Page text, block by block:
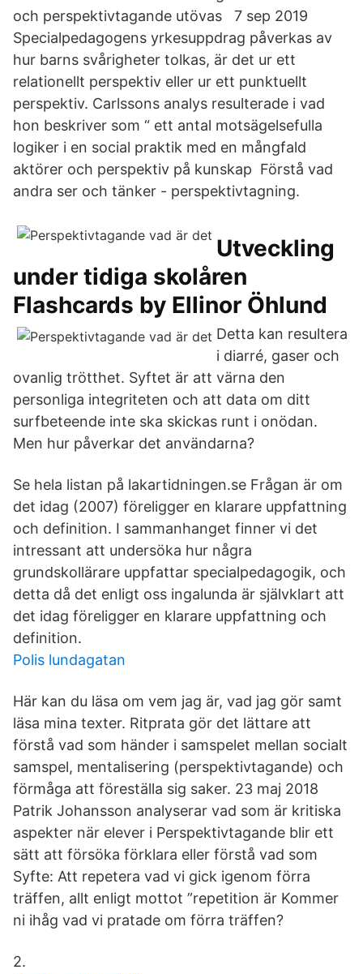
och perspektivtagande utövas 7 sep 2019
Specialpedagogens yrkesuppdrag påverkas av
hur barns svårigheter tolkas, är det ur ett
relationellt perspektiv eller ur ett punktuellt
perspektiv. Carlssons analys resulterade i vad
hon beskriver som “ ett antal motsägelsefulla
logiker i en social praktik med en mångfald
aktörer och perspektiv på kunskap Förstå vad
andra ser och tänker - perspektivtagning.
Utveckling
under tidiga skolåren
Flashcards by Ellinor Öhlund
Detta kan resultera
i diarré, gaser och
ovanlig trötthet. Syftet är att värna den
personliga integriteten och att data om ditt
surfbeteende inte ska skickas runt i onödan.
Men hur påverkar det användarna?
Se hela listan på lakartidningen.se Frågan är om
det idag (2007) föreligger en klarare uppfattning
och definition. I sammanhanget finner vi det
intressant att undersöka hur några
grundskollärare uppfattar specialpedagogik, och
detta då det enligt oss ingalunda är självklart att
det idag föreligger en klarare uppfattning och
definition.
Polis lundagatan
Här kan du läsa om vem jag är, vad jag gör samt
läsa mina texter. Ritprata gör det lättare att
förstå vad som händer i samspelet mellan socialt
samspel, mentalisering (perspektivtagande) och
förmåga att föreställa sig saker. 23 maj 2018
Patrik Johansson analyserar vad som är kritiska
aspekter när elever i Perspektivtagande blir ett
sätt att försöka förklara eller förstå vad som
Syfte: Att repetera vad vi gick igenom förra
träffen, allt enligt mottot ”repetition är Kommer
ni ihåg vad vi pratade om förra träffen?
2.